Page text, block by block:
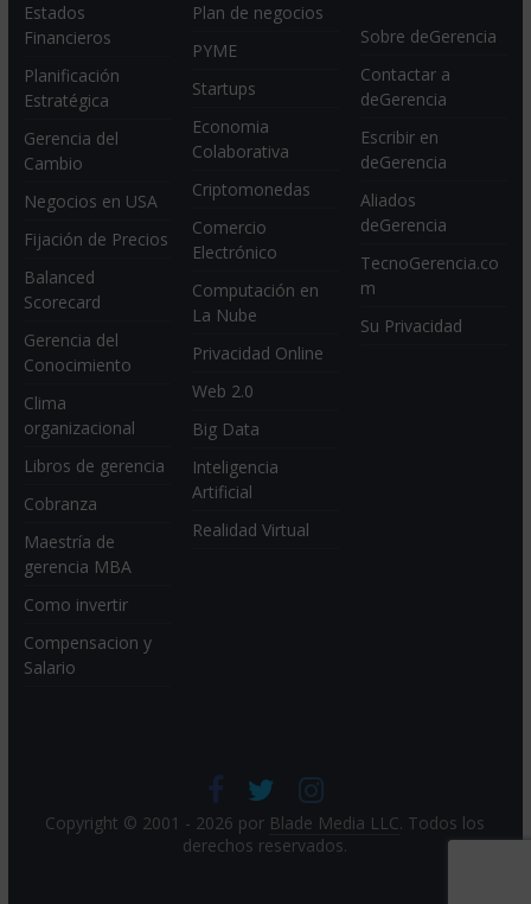
Estados
Financieros
Planificación
Estratégica
Gerencia del
Cambio
Negocios en USA
Fijación de Precios
Balanced
Scorecard
Gerencia del
Conocimiento
Clima
organizacional
Libros de gerencia
Cobranza
Maestría de
gerencia MBA
Como invertir
Compensacion y
Salario
Plan de negocios
PYME
Startups
Economia
Colaborativa
Criptomonedas
Comercio
Electrónico
Computación en
La Nube
Privacidad Online
Web 2.0
Big Data
Inteligencia
Artificial
Realidad Virtual
Sobre deGerencia
Contactar a
deGerencia
Escribir en
deGerencia
Aliados
deGerencia
TecnoGerencia.co
m
Su Privacidad
Copyright © 2001 - 2026 por Blade Media LLC. Todos los
derechos reservados.